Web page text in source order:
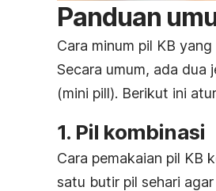
Panduan
Cara minum pil KB
Secara umum, ada dua
(mini pill). Berikut ini
1. Pil kombinasi
Cara pemakaian pil KB
satu butir pil sehari